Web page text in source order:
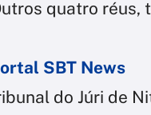
quatro réus,
SBT News
do Júri de